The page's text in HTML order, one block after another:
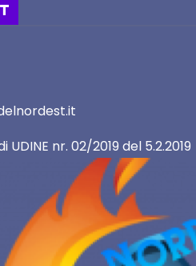
nr. 02/2019 del 5.2.2019